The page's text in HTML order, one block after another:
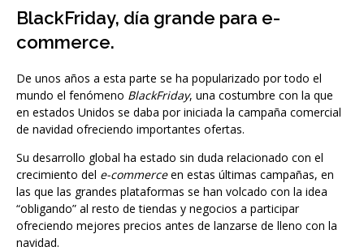
BlackFriday, día grande para e-
commerce.
De unos años a esta parte se ha popularizado por todo el
mundo el fenómeno BlackFriday, una costumbre con la que
en estados Unidos se daba por iniciada la campaña comercial
de navidad ofreciendo importantes ofertas.
Su desarrollo global ha estado sin duda relacionado con el
crecimiento del e-commerceen estas últimas campañas, en
las que las grandes plataformas se han volcado con la idea
“obligando” al resto de tiendas y negocios a participar
ofreciendo mejores precios antes de lanzarse de lleno con la
navidad.